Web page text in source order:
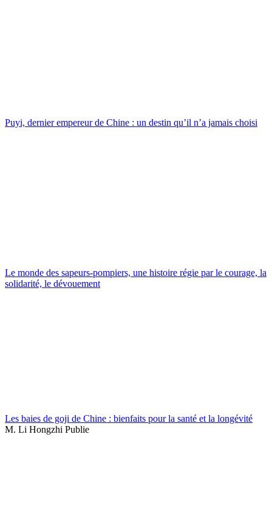
Puyi, dernier empereur de Chine : un destin qu’il n’a jamais choisi
Le monde des sapeurs-pompiers, une histoire régie par le courage, la
solidarité, le dévouement
Les baies de goji de Chine : bienfaits pour la santé et la longévité
M. Li Hongzhi Publie